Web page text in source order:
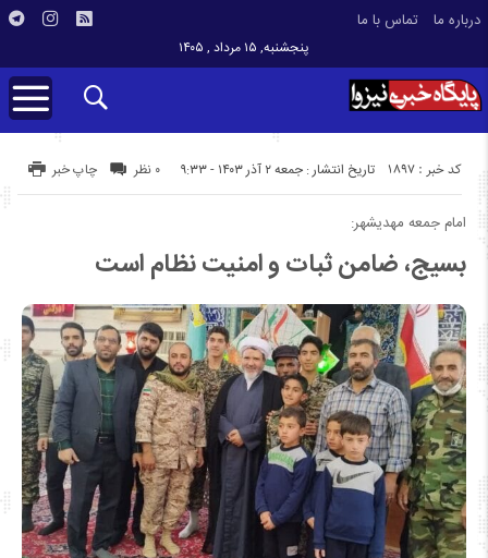
درباره ما تماس با ما
پنجشنبه, ۱۵ مرداد , ۱۴۰۵
تاریخ انتشار : جمعه ۲ آذر ۱۴۰۳ - ۹:۳۳ کد خبر : 1897 چاپ خبر ۰ نظر
امام جمعه مهدیشهر:
بسیج، ضامن ثبات و امنیت نظام است